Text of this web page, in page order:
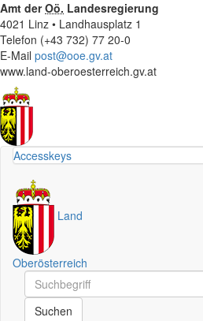
Amt derOö. Landesregierung
4021 Linz • Landhausplatz 1
Telefon (+43 732) 77 20-0
E-Mail post@ooe.gv.at
www.land-oberoesterreich.gv.at
Accesskeys
Land
Oberösterreich
Schnellsuche
Schnellsuche
Suchen